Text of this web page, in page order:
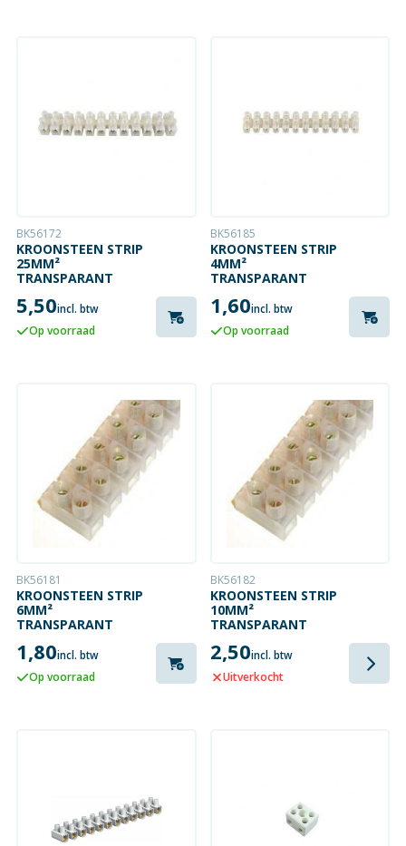
BK56172
KROONSTEEN STRIP
25MM²
TRANSPARANT
5,50incl. btw
Op voorraad
BK56185
KROONSTEEN STRIP
4MM²
TRANSPARANT
1,60incl. btw
Op voorraad
BK56181
KROONSTEEN STRIP
6MM²
TRANSPARANT
1,80incl. btw
Op voorraad
BK56182
KROONSTEEN STRIP
10MM²
TRANSPARANT
2,50incl. btw
Uitverkocht